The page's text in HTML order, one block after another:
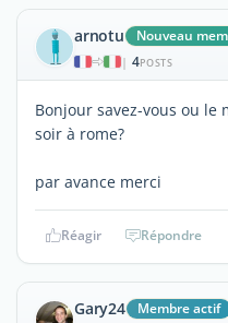
arnotu Nouveau
| 4POSTS
Bonjour savez-vous ou le
soir à rome?
par avance merci
Réagir Répondre
Gary24 Membre actif